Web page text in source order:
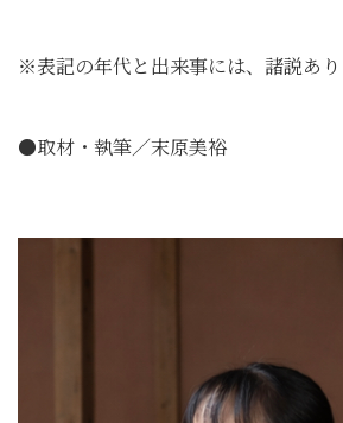
※表記の年代と出来事には、諸説あり
●取材・執筆／末原美裕